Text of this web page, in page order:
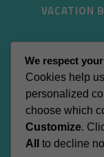
VACATION
Shop
My account
Wishlist
CONTACT
We respect
Cookies help
personalized
choose which
Customize.
All
to decline